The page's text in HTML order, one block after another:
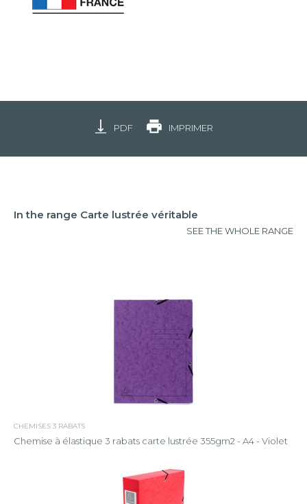
PDF IMPRIMER
In the range Carte lustrée véritable
SEE THE WHOLE RANGE
CHEMISES 3 RABATS
Chemise à élastique 3 rabats carte lustrée 355gm2 - A4 - Violet